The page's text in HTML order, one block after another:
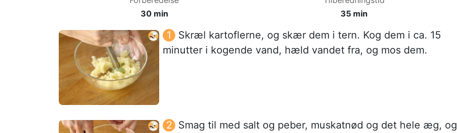
30 min
35 min
Skræl kartoflerne, og skær dem i tern. Kog dem i ca. 15
minutter i kogende vand, hæld vandet fra, og mos dem.
Smag til med salt og peber, muskatnød og det hele æg, og